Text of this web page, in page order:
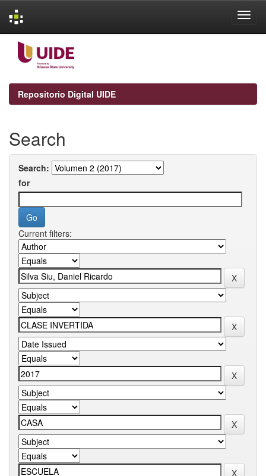
navigation
Repositorio Digital UIDE
Search
Search:
for
Current filters: